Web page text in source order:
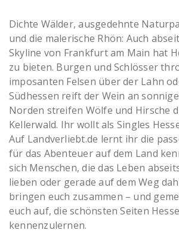
Dichte Wälder, ausgedehnte
und die malerische Rhön: Auch
Skyline von Frankfurt am Main hat
zu bieten. Burgen und Schlösser
imposanten Felsen über der Lahn
Südhessen reift der Wein an
Norden streifen Wölfe und Hirsche
Kellerwald. Ihr wollt als Singles
Auf Landverliebt.de lernt ihr die
für das Abenteuer auf dem Land
sich Menschen, die das Leben
lieben oder gerade auf dem Weg
bringen euch zusammen – und
euch auf, die schönsten Seiten
kennenzulernen.